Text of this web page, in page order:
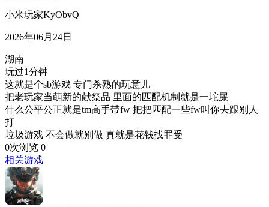
小米玩家KyObvQ
2026年06月24日
湖南
玩过1分钟
这就是个sb游戏 专门杀熟的玩意儿
把老玩家当萌新的献祭品 里面的匹配机制就是一坨屎
什么公平公正就是tm高手带fw 把把匹配一些fw叫你去跟别人
打
垃圾游戏 不会做就别做 真就是花钱找罪受
0次浏览 0
相关游戏